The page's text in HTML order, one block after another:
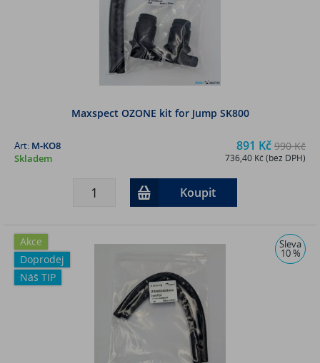
Maxspect OZONE kit for Jump SK800
891 Kč 990 Kč
736,40 Kč (bez DPH)
Art: M-KO8
Skladem
Koupit
Akce
Doprodej
Náš TIP
Sleva
10 %